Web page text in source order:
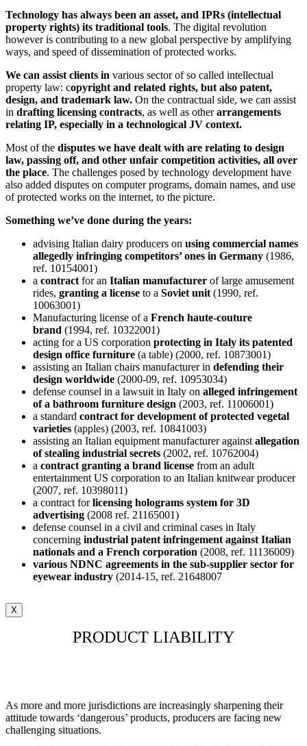
Technology has always been an asset, and IPRs (intellectual
property rights) its traditional tools. The digital revolution
however is contributing to a new global perspective by amplifying
ways, and speed of dissemination of protected works.
We can assist clients in various sector of so called intellectual
property law: copyright and related rights, but also patent,
design, and trademark law. On the contractual side, we can assist
in drafting licensing contracts, as well as otherarrangements
relating IP, especially in a technological JV context.
Most of the disputes we have dealt with are relating to design
law, passing off, and other unfair competition activities, all over
the place. The challenges posed by technology development have
also added disputes on computer programs, domain names, and use
of protected works on the internet, to the picture.
Something we’ve done during the years:
advising Italian dairy producers on using commercial names
allegedly infringing competitors’ ones in Germany (1986,
ref. 10154001)
a contract for an Italian manufacturer of large amusement
rides, granting a license to a Soviet unit (1990, ref.
10063001)
Manufacturing license of a French haute-couture
brand (1994, ref. 10322001)
acting for a US corporation protecting in Italy its patented
design office furniture (a table) (2000, ref. 10873001)
assisting an Italian chairs manufacturer in defending their
design worldwide (2000-09, ref. 10953034)
defense counsel in a lawsuit in Italy on alleged infringement
of a bathroom furniture design (2003, ref. 11006001)
a standard contract for development of protected vegetal
varieties (apples) (2003, ref. 10841003)
assisting an Italian equipment manufacturer against allegation
of stealing industrial secrets (2002, ref. 10762004)
a contract granting a brand license from an adult
entertainment US corporation to an Italian knitwear producer
(2007, ref. 10398011)
a contract forlicensing holograms system for 3D
advertising (2008 ref. 21165001)
defense counsel in a civil and criminal cases in Italy
concerning industrial patent infringement against Italian
nationals and a French corporation (2008, ref. 11136009)
various NDNC agreements in the sub-supplier sector for
eyewear industry (2014-15, ref. 21648007
X
PRODUCT LIABILITY
As more and more jurisdictions are increasingly sharpening their
attitude towards ‘dangerous’ products, producers are facing new
challenging situations.